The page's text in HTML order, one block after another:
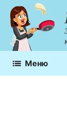
Перейти
до
контенту
Меню